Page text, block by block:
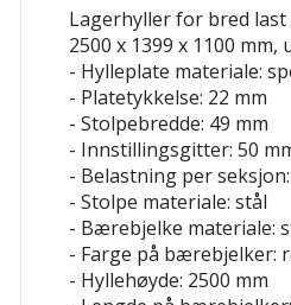
Lagerhyller for bred last
2500 x 1399 x 1100
- Hylleplate materiale:
- Platetykkelse: 22 mm
- Stolpebredde: 49 mm
- Innstillingsgitter: 50
- Belastning per
- Stolpe materiale: stål
- Bærebjelke materiale:
- Farge på bærebjelker:
- Hyllehøyde: 2500 mm